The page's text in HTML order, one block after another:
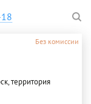
Без комиссии
территория